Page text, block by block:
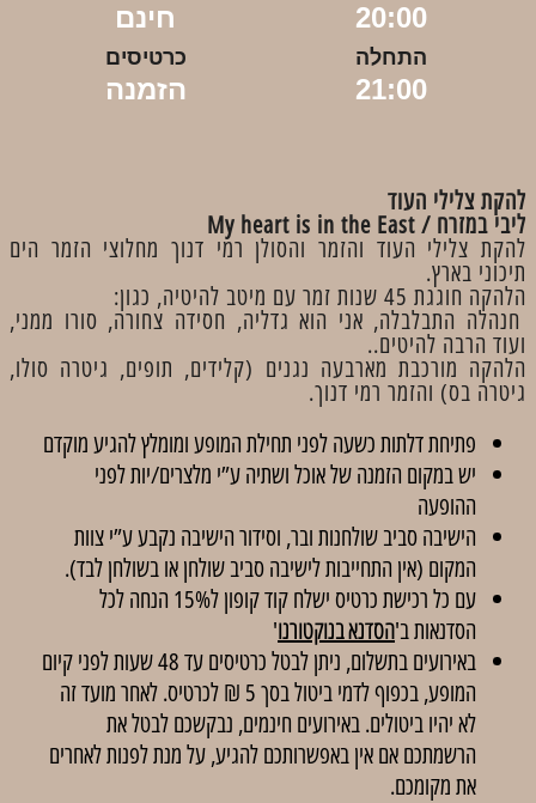
20:00 חינם
התחלה
21:00
כרטיסים
הזמנה
להקת צלילי העוד
ליבי במזרח / My heart is in the East
להקת צלילי העוד והזמר והסולן רמי דנוך מחלוצי הזמר הים
תיכוני בארץ.
הלהקה חוגגת 45 שנות זמר עם מיטב להיטיה, כגון:
חנהלה התבלבלה, אני הוא גדליה, חסידה צחורה, סורו ממני,
ועוד הרבה להיטים..
הלהקה מורכבת מארבעה נגנים (קלידים, תופים, גיטרה סולו,
גיטרה בס) והזמר רמי דנוך.
פתיחת דלתות כשעה לפני תחילת המופע ומומלץ להגיע מוקדם
יש במקום הזמנה של אוכל ושתיה ע”י מלצרים/יות לפני
ההופעה
הישיבה סביב שולחנות ובר, וסידור הישיבה נקבע ע”י צוות
המקום (אין התחייבות לישיבה סביב שולחן או בשולחן לבד).
עם כל רכישת כרטיס ישלח קוד קופון ל15% הנחה לכל
הסדנאות ב'הסדנא בנוקטורנו'
באירועים בתשלום, ניתן לבטל כרטיסים עד 48 שעות לפני קיום
המופע, בכפוף לדמי ביטול בסך 5 ₪ לכרטיס. לאחר מועד זה
לא יהיו ביטולים. באירועים חינמים, נבקשכם לבטל את
הרשמתכם אם אין באפשרותכם להגיע, על מנת לפנות לאחרים
את מקומכם.